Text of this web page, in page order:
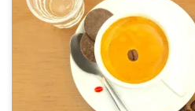
Daugelis iš mūsų reguliariai geriame
mėgstama tema tinklaraščiuose. Ne
straipsnių, kad kava padeda arba
besilaikantys paleo mitybos kavos
tai pavyksta. Čia apžvelgsime kavos
padės jums peržvelgti savo […]